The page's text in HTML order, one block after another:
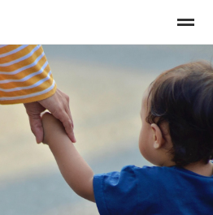
Werken met kinderen Gezinsgerichte
Agenda E-mail